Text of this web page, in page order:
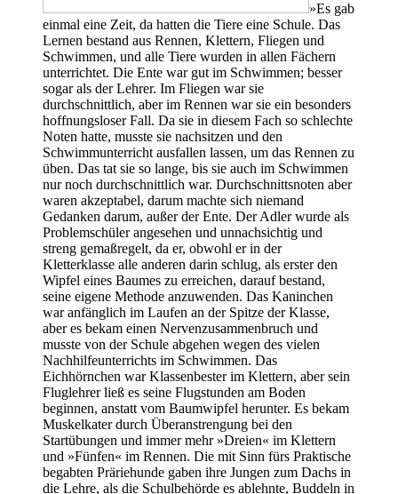
»Es gab
einmal eine Zeit, da hatten die Tiere eine Schule. Das
Lernen bestand aus Rennen, Klettern, Fliegen und
Schwimmen, und alle Tiere wurden in allen Fächern
unterrichtet. Die Ente war gut im Schwimmen; besser
sogar als der Lehrer. Im Fliegen war sie
durchschnittlich, aber im Rennen war sie ein besonders
hoffnungsloser Fall. Da sie in diesem Fach so schlechte
Noten hatte, musste sie nachsitzen und den
Schwimmunterricht ausfallen lassen, um das Rennen zu
üben. Das tat sie so lange, bis sie auch im Schwimmen
nur noch durchschnittlich war. Durchschnittsnoten aber
waren akzeptabel, darum machte sich niemand
Gedanken darum, außer der Ente. Der Adler wurde als
Problemschüler angesehen und unnachsichtig und
streng gemaßregelt, da er, obwohl er in der
Kletterklasse alle anderen darin schlug, als erster den
Wipfel eines Baumes zu erreichen, darauf bestand,
seine eigene Methode anzuwenden. Das Kaninchen
war anfänglich im Laufen an der Spitze der Klasse,
aber es bekam einen Nervenzusammenbruch und
musste von der Schule abgehen wegen des vielen
Nachhilfeunterrichts im Schwimmen. Das
Eichhörnchen war Klassenbester im Klettern, aber sein
Fluglehrer ließ es seine Flugstunden am Boden
beginnen, anstatt vom Baumwipfel herunter. Es bekam
Muskelkater durch Überanstrengung bei den
Startübungen und immer mehr »Dreien« im Klettern
und »Fünfen« im Rennen. Die mit Sinn fürs Praktische
begabten Präriehunde gaben ihre Jungen zum Dachs in
die Lehre, als die Schulbehörde es ablehnte, Buddeln in